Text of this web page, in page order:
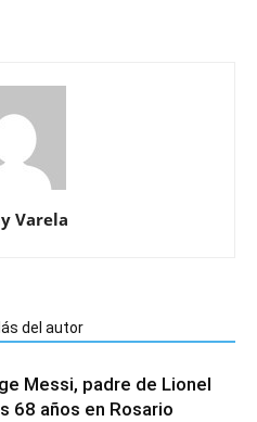
Varela
del autor
Messi, padre de Lionel
68 años en Rosario